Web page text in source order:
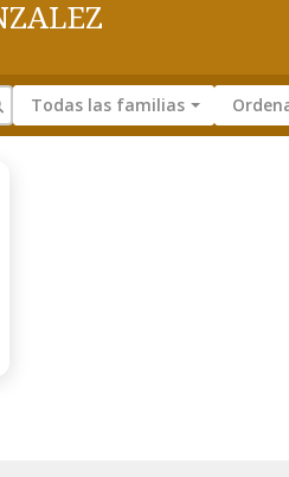
Todas las familias